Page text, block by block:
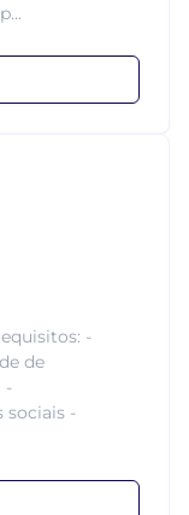
-
de
-
sociais -